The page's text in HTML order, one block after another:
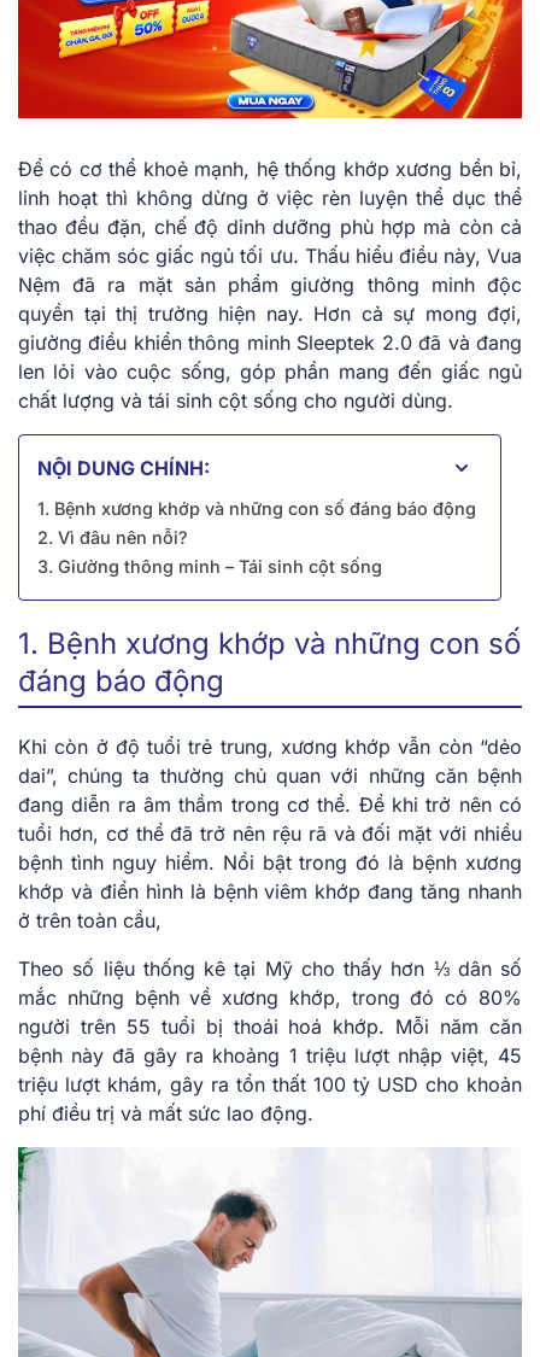
Để có cơ thể khoẻ mạnh, hệ thống khớp xương bền bỉ,
linh hoạt thì không dừng ở việc rèn luyện thể dục thể
thao đều đặn, chế độ dinh dưỡng phù hợp mà còn cả
việc chăm sóc giấc ngủ tối ưu. Thấu hiểu điều này, Vua
Nệm đã ra mặt sản phẩm giường thông minh độc
quyền tại thị trường hiện nay. Hơn cả sự mong đợi,
giường điều khiển thông minh Sleeptek 2.0 đã và đang
len lỏi vào cuộc sống, góp phần mang đến giấc ngủ
chất lượng và tái sinh cột sống cho người dùng.
NỘI DUNG CHÍNH:
1. Bệnh xương khớp và những con số đáng báo động
2. Vì đâu nên nỗi?
3. Giường thông minh – Tái sinh cột sống
1. Bệnh xương khớp và những con số
đáng báo động
Khi còn ở độ tuổi trẻ trung, xương khớp vẫn còn “dẻo
dai”, chúng ta thường chủ quan với những căn bệnh
đang diễn ra âm thầm trong cơ thể. Để khi trở nên có
tuổi hơn, cơ thể đã trở nên rệu rã và đối mặt với nhiều
bệnh tình nguy hiểm. Nổi bật trong đó là bệnh xương
khớp và điển hình là bệnh viêm khớp đang tăng nhanh
ở trên toàn cầu,
Theo số liệu thống kê tại Mỹ cho thấy hơn ⅓ dân số
mắc những bệnh về xương khớp, trong đó có 80%
người trên 55 tuổi bị thoái hoá khớp. Mỗi năm căn
bệnh này đã gây ra khoảng 1 triệu lượt nhập việt, 45
triệu lượt khám, gây ra tổn thất 100 tỷ USD cho khoản
phí điều trị và mất sức lao động.